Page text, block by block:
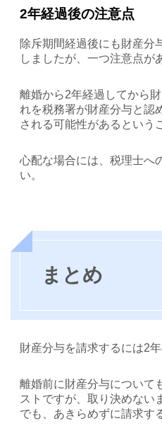
2年経過後の注意点
除斥期間経過後にも財産分
しましたが、一つ注意点が
離婚から2年経過してから
れを税務署が財産分与と認
される可能性があるという
心配な場合には、税理士へ
い。
まとめ
財産分与を請求するには2
離婚前に財産分与について
ストですが、取り決めない
でも、あきらめずに請求す